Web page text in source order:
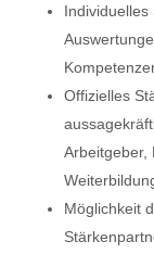
Offizielles
Arbeitgeber,
Möglichkeit